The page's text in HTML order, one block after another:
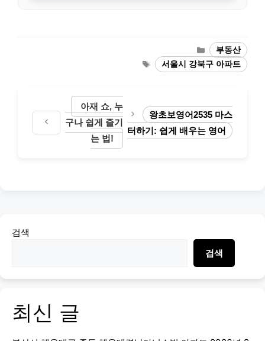
Categories
부동산
Tags
서울시 강북구 아파트
아재 쇼, 누
구나 쉽게 즐기
는 법!
왕초보영어2535 마스
터하기: 쉽게 배우는 영어
검색
검색
최신 글